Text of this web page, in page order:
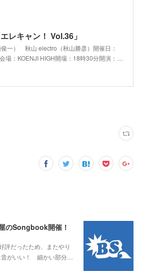
レキャン！ Vol.36」
一） 秋山 electro（秋山勝彦）開催日：
場：KOENJI HIGH開場：18時30分開演：…
のSongbook開催！
評だったため、またやり
音がいい！ 細かい部分…